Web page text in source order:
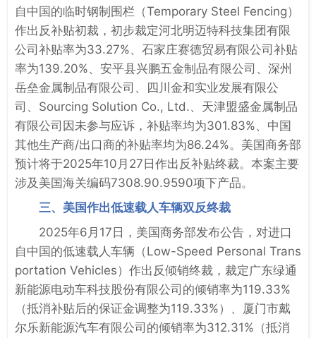
自中国的临时钢制围栏（Temporary Steel Fencing）
作出反补贴初裁，初步裁定河北明迈特科技集团有限
公司补贴率为33.27%、石家庄赛德贸易有限公司补贴
率为139.20%、安平县兴鹏五金制品有限公司、深州
岳垒金属制品有限公司、四川金和实业发展有限公
司、Sourcing Solution Co., Ltd.、天津盟盛金属制品
有限公司因未参与应诉，补贴率均为301.83%、中国
其他生产商/出口商的补贴率均为86.24%。美国商务部
预计将于2025年10月27日作出反补贴终裁。本案主要
涉及美国海关编码7308.90.9590项下产品。
三、美国作出低速载人车辆双反终裁
2025年6月17日，美国商务部发布公告，对进口
自中国的低速载人车辆（Low-Speed Personal Trans
portation Vehicles）作出反倾销终裁，裁定广东绿通
新能源电动车科技股份有限公司的倾销率为119.33%
（抵消补贴后的保证金调整为119.33%）、厦门市戴
尔乐新能源汽车有限公司的倾销率为312.31%（抵消